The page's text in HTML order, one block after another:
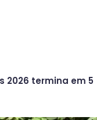
2026 termina em 5